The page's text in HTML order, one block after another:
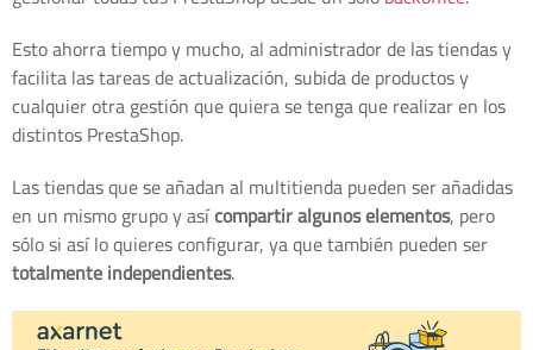
Esto ahorra tiempo y mucho, al administrador de las tiendas y
facilita las tareas de actualización, subida de productos y
cualquier otra gestión que quiera se tenga que realizar en los
distintos PrestaShop.
Las tiendas que se añadan al multitienda pueden ser añadidas
en un mismo grupo y asícompartir algunos elementos, pero
sólo si así lo quieres configurar, ya que también pueden ser
totalmente independientes.